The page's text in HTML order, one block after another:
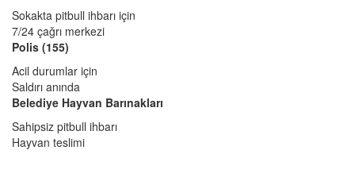
Sokakta pitbull ihbarı için
7/24 çağrı merkezi
Polis (155)
Acil durumlar için
Saldırı anında
Belediye Hayvan Barınakları
Sahipsiz pitbull ihbarı
Hayvan teslimi